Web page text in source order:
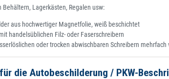
Lagerkästen, Regalen usw:
aus hochwertiger Magnetfolie, weiß beschichtet
handelsüblichen Filz- oder Faserschreibern
oder trocken abwischbaren Schreibern mehrfach
die Autobeschilderung / PKW-